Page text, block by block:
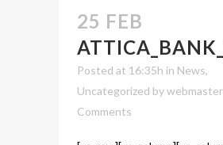
25 FEB
Posted at 16:35h in News,
Uncategorized bywebmaster
Comments